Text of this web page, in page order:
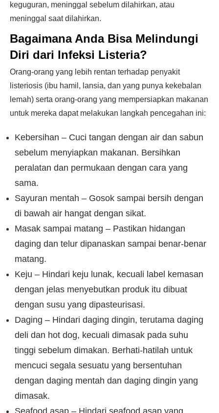
keguguran, meninggal sebelum dilahirkan, atau
meninggal saat dilahirkan.
Bagaimana Anda Bisa Melindungi
Diri dari Infeksi Listeria?
Orang-orang yang lebih rentan terhadap penyakit
listeriosis (ibu hamil, lansia, dan yang punya kekebalan
lemah) serta orang-orang yang mempersiapkan makanan
untuk mereka dapat melakukan langkah pencegahan ini:
Kebersihan – Cuci tangan dengan air dan sabun
sebelum menyiapkan makanan. Bersihkan
peralatan dan permukaan dengan cara yang
sama.
Sayuran mentah – Gosok sampai bersih dengan
di bawah air hangat dengan sikat.
Masak sampai matang – Pastikan hidangan
daging dan telur dipanaskan sampai benar-benar
matang.
Keju – Hindari keju lunak, kecuali label kemasan
dengan jelas menyebutkan produk itu dibuat
dengan susu yang dipasteurisasi.
Daging – Hindari daging dingin, terutama daging
deli dan hot dog, kecuali dimasak pada suhu
tinggi sebelum dimakan. Berhati-hatilah untuk
mencuci segala sesuatu yang bersentuhan
dengan daging mentah dan daging dingin yang
dimasak.
Seafood asap – Hindari seafood asap yang